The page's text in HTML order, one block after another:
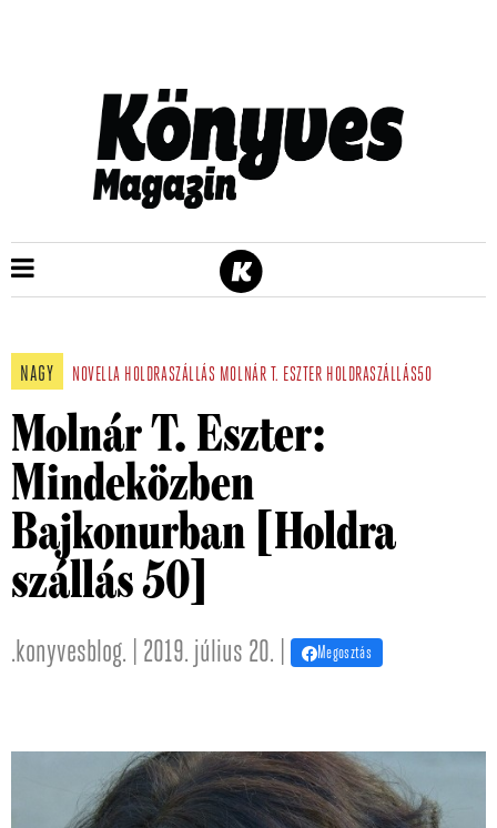
NAGY NOVELLA HOLDRASZÁLLÁS MOLNÁR T. ESZTER HOLDRASZÁLLÁS50
Molnár T. Eszter:
Mindeközben
Bajkonurban [Holdra
szállás 50]
.konyvesblog. | 2019. július 20. | Megosztás